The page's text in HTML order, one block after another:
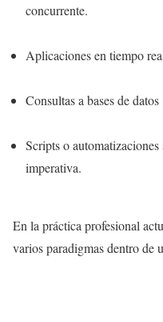
concurrente.
Aplicaciones en tiempo
Consultas a bases de
Scripts o
imperativa.
En la práctica profesional
varios paradigmas dentro de